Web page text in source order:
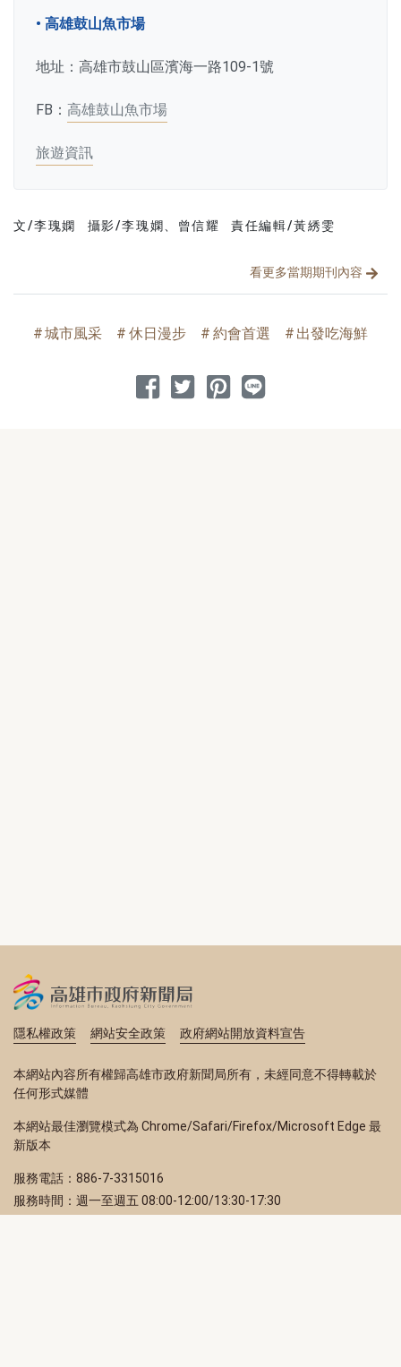
• 高雄鼓山魚市場
地址：高雄市鼓山區濱海一路109-1號
FB： 高雄鼓山魚市場
旅遊資訊
文/李瑰嫻 攝影/李瑰嫻、曾信耀 責任編輯/黃綉雯
看更多當期期刊內容
文章分類
城市風采 休日漫步 約會首選 出發吃海鮮
分享文章
分享到 Facebook
分享到 Twitter
分享到 Pinterest
分享到 Line
隱私權政策 網站安全政策 政府網站開放資料宣告
本網站內容所有權歸高雄市政府新聞局所有，未經同意不得轉載於
任何形式媒體
本網站最佳瀏覽模式為 Chrome/Safari/Firefox/Microsoft Edge 最
新版本
服務電話：886-7-3315016
服務時間：週一至週五 08:00-12:00/13:30-17:30